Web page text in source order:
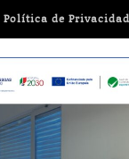
Política de